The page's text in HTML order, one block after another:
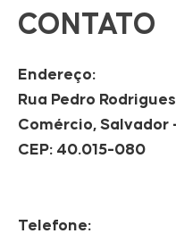
CONTATO
Endereço:
Rua Pedro
Comércio, Salvador
CEP: 40.015-080
Telefone: